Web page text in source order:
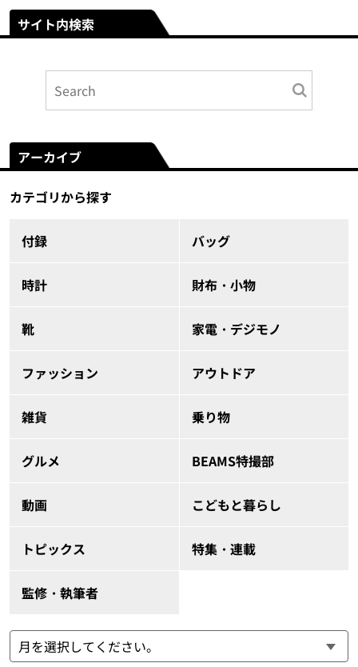
サイト内検索
アーカイブ
カテゴリから探す
付録 バッグ
時計 財布・小物
靴 家電・デジモノ
ファッション アウトドア
雑貨 乗り物
グルメ BEAMS特撮部
動画 こどもと暮らし
トピックス 特集・連載
監修・執筆者